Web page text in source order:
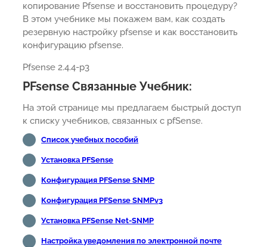
копирование Pfsense и восстановить процедуру?
В этом учебнике мы покажем вам, как создать
резервную настройку pfsense и как восстановить
конфигурацию pfsense.
Pfsense 2.4.4-p3
PFsense Связанные Учебник:
На этой странице мы предлагаем быстрый доступ
к списку учебников, связанных с pfSense.
Список учебных пособий
Установка PFSense
Конфигурация PFSense SNMP
Конфигурация PFSense SNMPv3
Установка PFSense Net-SNMP
Настройка уведомления по электронной почте